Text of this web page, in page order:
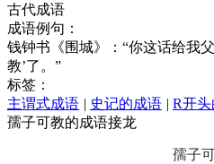
古代成语
成语例句：
钱钟书《围城》：“你这话给我
教’了。”
标签：
主谓式成语 | 史记的成语 | R开
孺子可教的成语接龙
孺子